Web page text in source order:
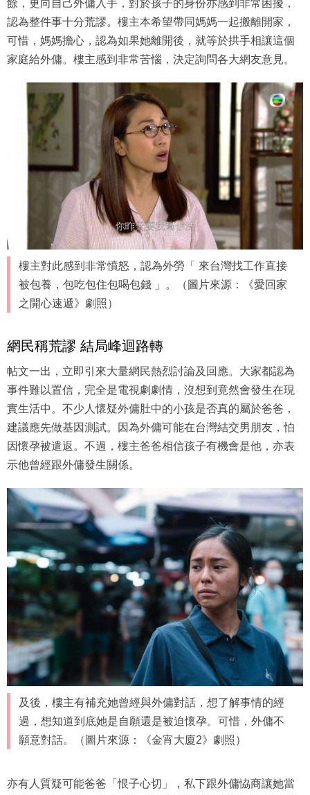
餘，更向自己外傭入手，對於孩子的身份亦感到非常困擾，
認為整件事十分荒謬。樓主本希望帶同媽媽一起搬離開家，
可惜，媽媽擔心，認為如果她離開後，就等於拱手相讓這個
家庭給外傭。樓主感到非常苦惱，決定詢問各大網友意見。
樓主對此感到非常憤怒，認為外勞「 來台灣找工作直接
被包養，包吃包住包喝包錢 」。（圖片來源：《愛回家
之開心速遞》劇照）
網民稱荒謬 結局峰迴路轉
帖文一出，立即引來大量網民熱烈討論及回應。大家都認為
事件難以置信，完全是電視劇劇情，沒想到竟然會發生在現
實生活中。不少人懷疑外傭肚中的小孩是否真的屬於爸爸，
建議應先做基因測試。因為外傭可能在台灣結交男朋友，怕
因懷孕被遣返。不過，樓主爸爸相信孩子有機會是他，亦表
示他曾經跟外傭發生關係。
及後，樓主有補充她曾經與外傭對話，想了解事情的經
過，想知道到底她是自願還是被迫懷孕。可惜，外傭不
願意對話。（圖片來源：《金宵大廈2》劇照）
亦有人質疑可能爸爸「恨子心切」，私下跟外傭恊商讓她當